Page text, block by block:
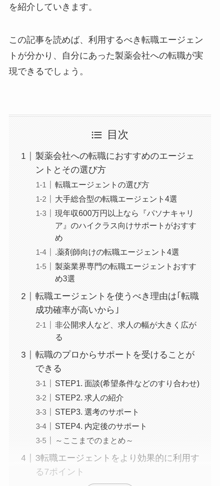
を紹介していきます。
この記事を読めば、利用するべき転職エージェン
トが分かり、自分にあった製薬会社への転職が実
現できるでしょう。
目次
製薬会社への転職におすすめのエージェ
ントとその選び方
転職エージェントの選び方
大手総合型の転職エージェント4選
現年収600万円以上なら『パソナキャリ
ア』のハイクラス向けサポートがおすす
め
.薬剤師向けの転職エージェント4選
製薬業界専門の転職エージェントおすす
め3選
転職エージェントを使うべき理由は｢転職
成功確率が高いから｣
非公開求人など、求人の幅が大きく広が
る
転職のプロからサポートを受けることが
できる
STEP1. 面談(希望条件などのすり合わせ)
STEP2. 求人の紹介
STEP3. 選考のサポート
STEP4. 内定後のサポート
～ここまでのまとめ～
3転職エージェントをより効果的に利用す
る7ポイント